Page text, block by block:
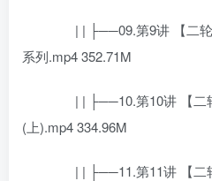
| | ├──09.第9讲 【二轮
系列.mp4 352.71M
| | ├──10.第10讲 【二
(上).mp4 334.96M
| | ├──11.第11讲 【二